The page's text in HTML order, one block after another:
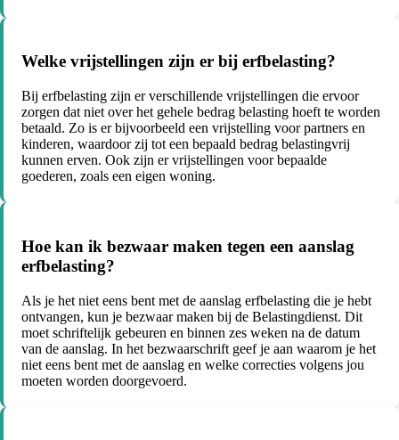
Welke vrijstellingen zijn er bij erfbelasting?
Bij erfbelasting zijn er verschillende vrijstellingen die ervoor
zorgen dat niet over het gehele bedrag belasting hoeft te worden
betaald. Zo is er bijvoorbeeld een vrijstelling voor partners en
kinderen, waardoor zij tot een bepaald bedrag belastingvrij
kunnen erven. Ook zijn er vrijstellingen voor bepaalde
goederen, zoals een eigen woning.
Hoe kan ik bezwaar maken tegen een aanslag
erfbelasting?
Als je het niet eens bent met de aanslag erfbelasting die je hebt
ontvangen, kun je bezwaar maken bij de Belastingdienst. Dit
moet schriftelijk gebeuren en binnen zes weken na de datum
van de aanslag. In het bezwaarschrift geef je aan waarom je het
niet eens bent met de aanslag en welke correcties volgens jou
moeten worden doorgevoerd.